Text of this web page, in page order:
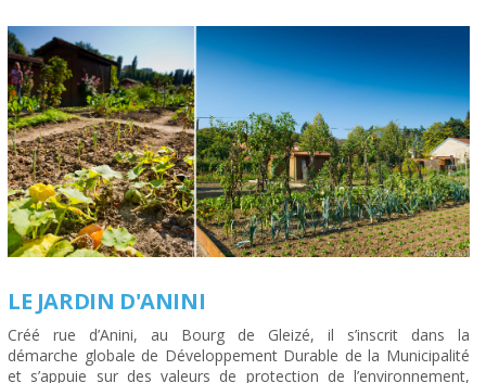
LE JARDIN D'ANINI
Créé rue d’Anini, au Bourg de Gleizé, il s’inscrit dans la
démarche globale de Développement Durable de la Municipalité
et s’appuie sur des valeurs de protection de l’environnement,